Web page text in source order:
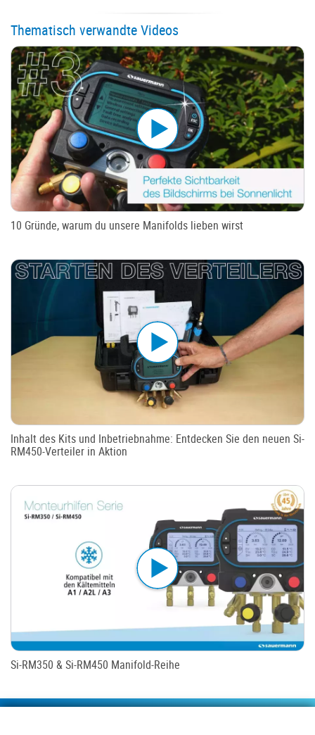
Thematisch verwandte Videos
10 Gründe, warum du unsere Manifolds lieben wirst
Inhalt des Kits und Inbetriebnahme: Entdecken Sie den neuen Si-
RM450-Verteiler in Aktion
Si-RM350 & Si-RM450 Manifold-Reihe